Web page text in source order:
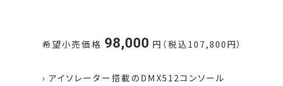
希望小売価格 98,000 円（税込107,800円）
› アイソレーター搭載のDMX512コンソール